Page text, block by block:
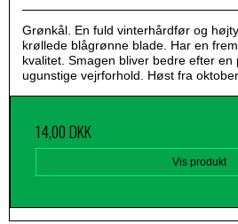
Grønkål. En fuld vinterhårdfør og
krøllede blågrønne blade. Har en
kvalitet. Smagen bliver bedre efter
ugunstige vejrforhold. Høst fra
14,00 DKK
Vis produkt